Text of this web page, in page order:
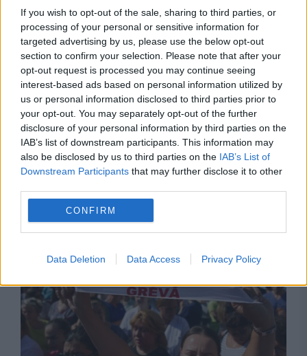
If you wish to opt-out of the sale, sharing to third parties, or
processing of your personal or sensitive information for
targeted advertising by us, please use the below opt-out
section to confirm your selection. Please note that after your
opt-out request is processed you may continue seeing
interest-based ads based on personal information utilized by
us or personal information disclosed to third parties prior to
your opt-out. You may separately opt-out of the further
disclosure of your personal information by third parties on the
IAB’s list of downstream participants. This information may
also be disclosed by us to third parties on the IAB’s List of
Downstream Participants that may further disclose it to other
CONFIRM
Data Deletion Data Access Privacy Policy
ECONOMIE
Documentul care îți arată dacă ai datorii la
stat. Cum îl obții fără să mergi la ghișeu